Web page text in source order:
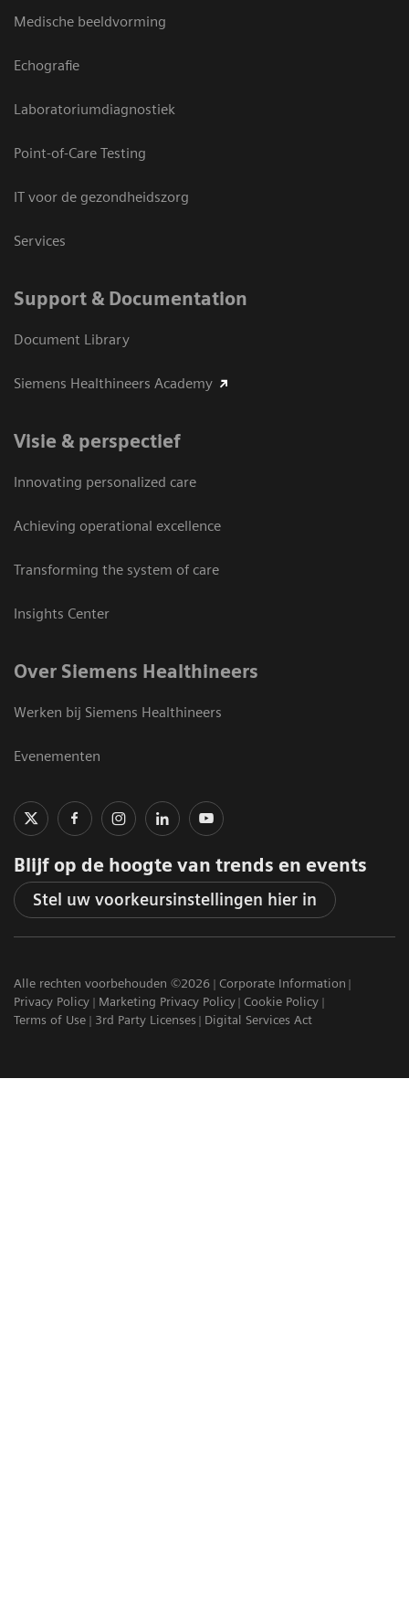
Medische beeldvorming
Echografie
Laboratoriumdiagnostiek
Point-of-Care Testing
IT voor de gezondheidszorg
Services
Support & Documentation
Document Library
Siemens Healthineers Academy
Visie & perspectief
Innovating personalized care
Achieving operational excellence
Transforming the system of care
Insights Center
Over Siemens Healthineers
Werken bij Siemens Healthineers
Evenementen
Blijf op de hoogte van trends en events
Stel uw voorkeursinstellingen hier in
Alle rechten voorbehouden ©2026
Corporate Information
Privacy Policy
Marketing Privacy Policy Cookie Policy
Terms of Use
3rd Party Licenses Digital Services Act